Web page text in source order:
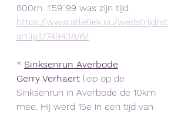
800m. 1'59''99 was zijn tijd.
https://www.atletiek.nu/wedstrijd/st
artlijst/749438/6/
* Sinksenrun Averbode
Gerry Verhaert liep op de
Sinksenrun in Averbode de 10km
mee. Hij werd 15e in een tijd van